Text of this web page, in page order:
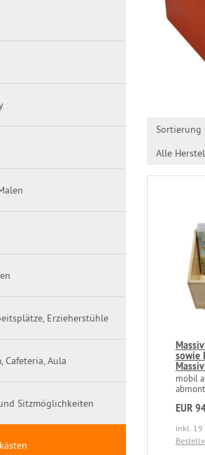
Sortierung
Alle
sowie
mobil
EUR
inkl. 19
Erzieherstühle
Cafeteria, Aula
Sitzmöglichkeiten